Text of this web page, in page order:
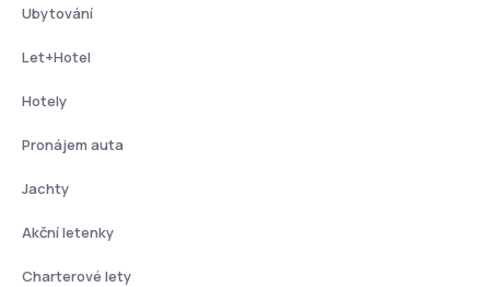
Ubytování
Let+Hotel
Hotely
Pronájem auta
Jachty
Akční letenky
Charterové lety